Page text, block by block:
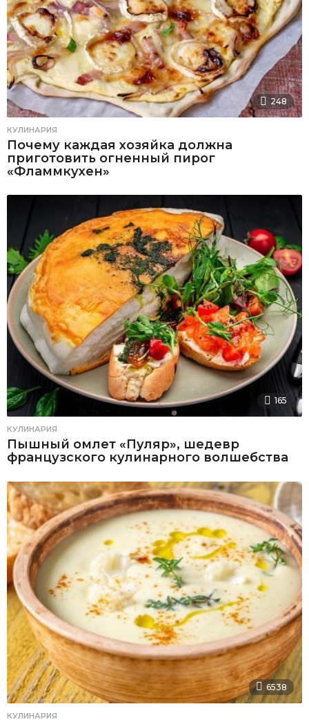
248
КУЛИНАРИЯ
Почему каждая хозяйка должна
приготовить огненный пирог
«Фламмкухен»
165
КУЛИНАРИЯ
Пышный омлет «Пуляр», шедевр
французского кулинарного волшебства
6538
КУЛИНАРИЯ